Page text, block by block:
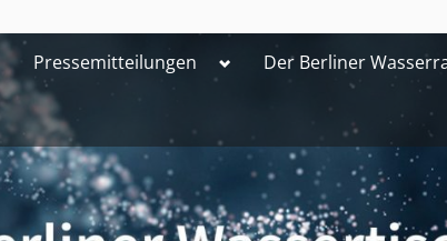
Pressemitteilungen ToggleDer Berliner